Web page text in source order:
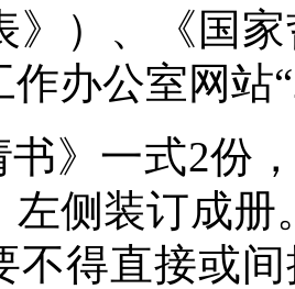
》）、《国
作办公室网站“
书》一式2份
左侧装订成册
不得直接或